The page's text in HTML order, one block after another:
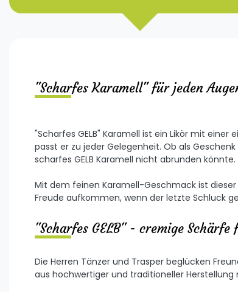
"Scharfes Karamell" für jeden
"Scharfes GELB" Karamell ist ein Likör mit
passt er zu jeder Gelegenheit. Ob als
scharfes GELB Karamell nicht abrunden könnte.
Mit dem feinen Karamell-Geschmack ist
Freude aufkommen, wenn der letzte Schluck
"Scharfes GELB" - cremige
Die Herren Tänzer und Trasper beglücken
aus hochwertiger und traditioneller Herstellung